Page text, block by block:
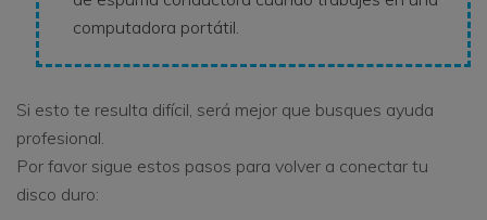
computadora portátil.
Si esto te resulta difícil, será mejor que busques ayuda
profesional.
Por favor sigue estos pasos para volver a conectar tu
disco duro: